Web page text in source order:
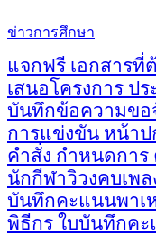
ข่าวการศึกษา
แจกฟรี เอกสารที่
เสนอโครงการ ป
บันทึกข้อความขอ
การแข่งขัน หน้าป
คำสั่ง กำหนดการ
นักกีฬาวิวงคบเพ
บันทึกคะแนนพาเ
พิธีกร ใบบันทึกค